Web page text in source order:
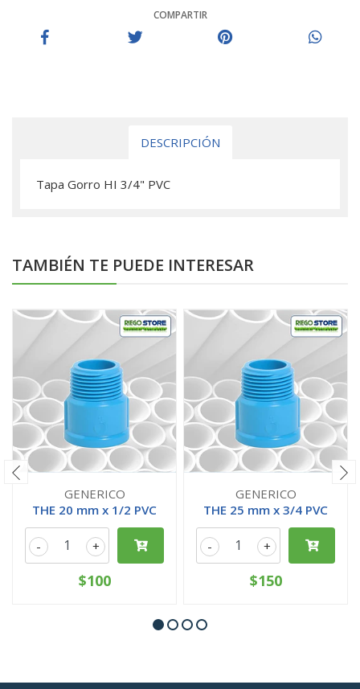
COMPARTIR
DESCRIPCIÓN
Tapa Gorro HI 3/4" PVC
TAMBIÉN TE PUEDE INTERESAR
GENERICO
THE 20 mm x 1/2 PVC
+
-
$100
GENERICO
THE 25 mm x 3/4 PVC
+
-
$150